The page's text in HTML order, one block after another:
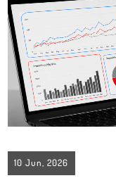
10 Jun, 2026